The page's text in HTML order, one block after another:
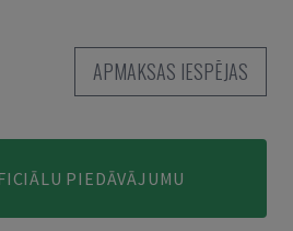
APMAKSAS IESPĒJAS
PIEDĀVĀJUMU